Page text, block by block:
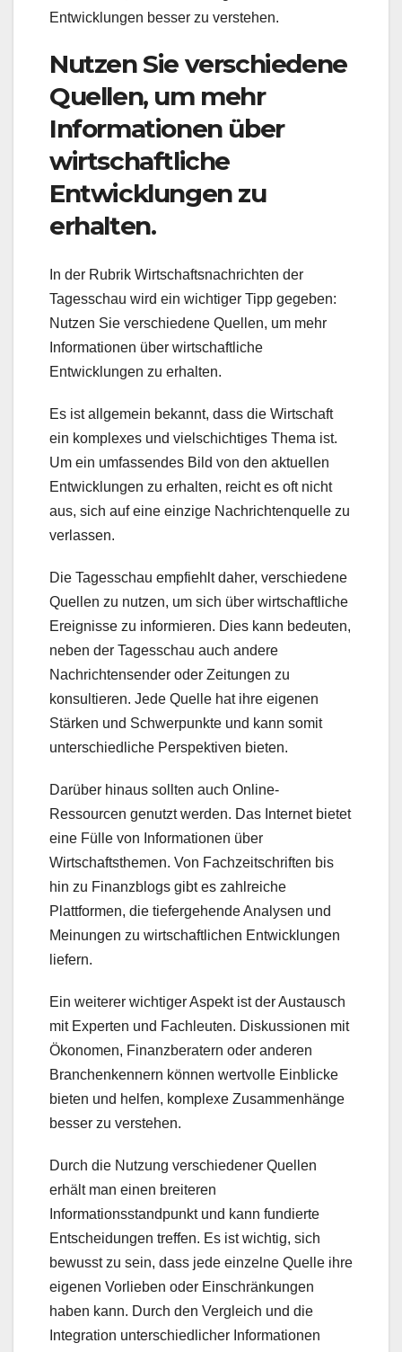
Entwicklungen besser zu verstehen.
Nutzen Sie verschiedene
Quellen, um mehr
Informationen über
wirtschaftliche
Entwicklungen zu
erhalten.
In der Rubrik Wirtschaftsnachrichten der
Tagesschau wird ein wichtiger Tipp gegeben:
Nutzen Sie verschiedene Quellen, um mehr
Informationen über wirtschaftliche
Entwicklungen zu erhalten.
Es ist allgemein bekannt, dass die Wirtschaft
ein komplexes und vielschichtiges Thema ist.
Um ein umfassendes Bild von den aktuellen
Entwicklungen zu erhalten, reicht es oft nicht
aus, sich auf eine einzige Nachrichtenquelle zu
verlassen.
Die Tagesschau empfiehlt daher, verschiedene
Quellen zu nutzen, um sich über wirtschaftliche
Ereignisse zu informieren. Dies kann bedeuten,
neben der Tagesschau auch andere
Nachrichtensender oder Zeitungen zu
konsultieren. Jede Quelle hat ihre eigenen
Stärken und Schwerpunkte und kann somit
unterschiedliche Perspektiven bieten.
Darüber hinaus sollten auch Online-
Ressourcen genutzt werden. Das Internet bietet
eine Fülle von Informationen über
Wirtschaftsthemen. Von Fachzeitschriften bis
hin zu Finanzblogs gibt es zahlreiche
Plattformen, die tiefergehende Analysen und
Meinungen zu wirtschaftlichen Entwicklungen
liefern.
Ein weiterer wichtiger Aspekt ist der Austausch
mit Experten und Fachleuten. Diskussionen mit
Ökonomen, Finanzberatern oder anderen
Branchenkennern können wertvolle Einblicke
bieten und helfen, komplexe Zusammenhänge
besser zu verstehen.
Durch die Nutzung verschiedener Quellen
erhält man einen breiteren
Informationsstandpunkt und kann fundierte
Entscheidungen treffen. Es ist wichtig, sich
bewusst zu sein, dass jede einzelne Quelle ihre
eigenen Vorlieben oder Einschränkungen
haben kann. Durch den Vergleich und die
Integration unterschiedlicher Informationen